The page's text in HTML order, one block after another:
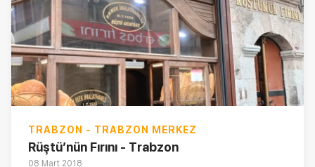
TRABZON - TRABZON MERKEZ
Rüştü’nün Fırını - Trabzon
08 Mart 2018